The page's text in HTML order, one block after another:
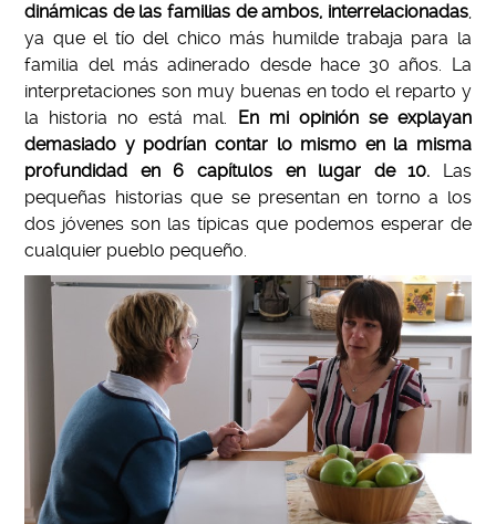
dinámicas de las familias de ambos, interrelacionadas,
ya que el tío del chico más humilde trabaja para la
familia del más adinerado desde hace 30 años. La
interpretaciones son muy buenas en todo el reparto y
la historia no está mal.
En mi opinión se explayan
demasiado y podrían contar lo mismo en la misma
profundidad en 6 capítulos en lugar de 10. Las
pequeñas historias que se presentan en torno a los
dos jóvenes son las típicas que podemos esperar de
cualquier pueblo pequeño.